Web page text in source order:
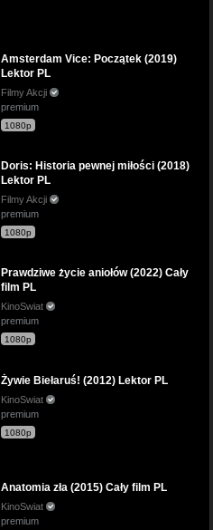
Amsterdam Vice: Początek (2019)
Lektor PL
Filmy Akcji
premium
1080p
Doris: Historia pewnej miłości (2018)
Lektor PL
Filmy Akcji
premium
1080p
Prawdziwe życie aniołów (2022) Cały
film PL
KinoSwiat
premium
1080p
Żywie Biełaruś! (2012) Lektor PL
KinoSwiat
premium
1080p
Anatomia zła (2015) Cały film PL
KinoSwiat
premium